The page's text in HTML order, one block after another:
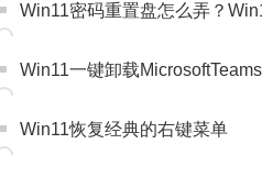
Win11密码重置盘怎么弄？
Win11一键卸载
Win11恢复经典的右键菜单